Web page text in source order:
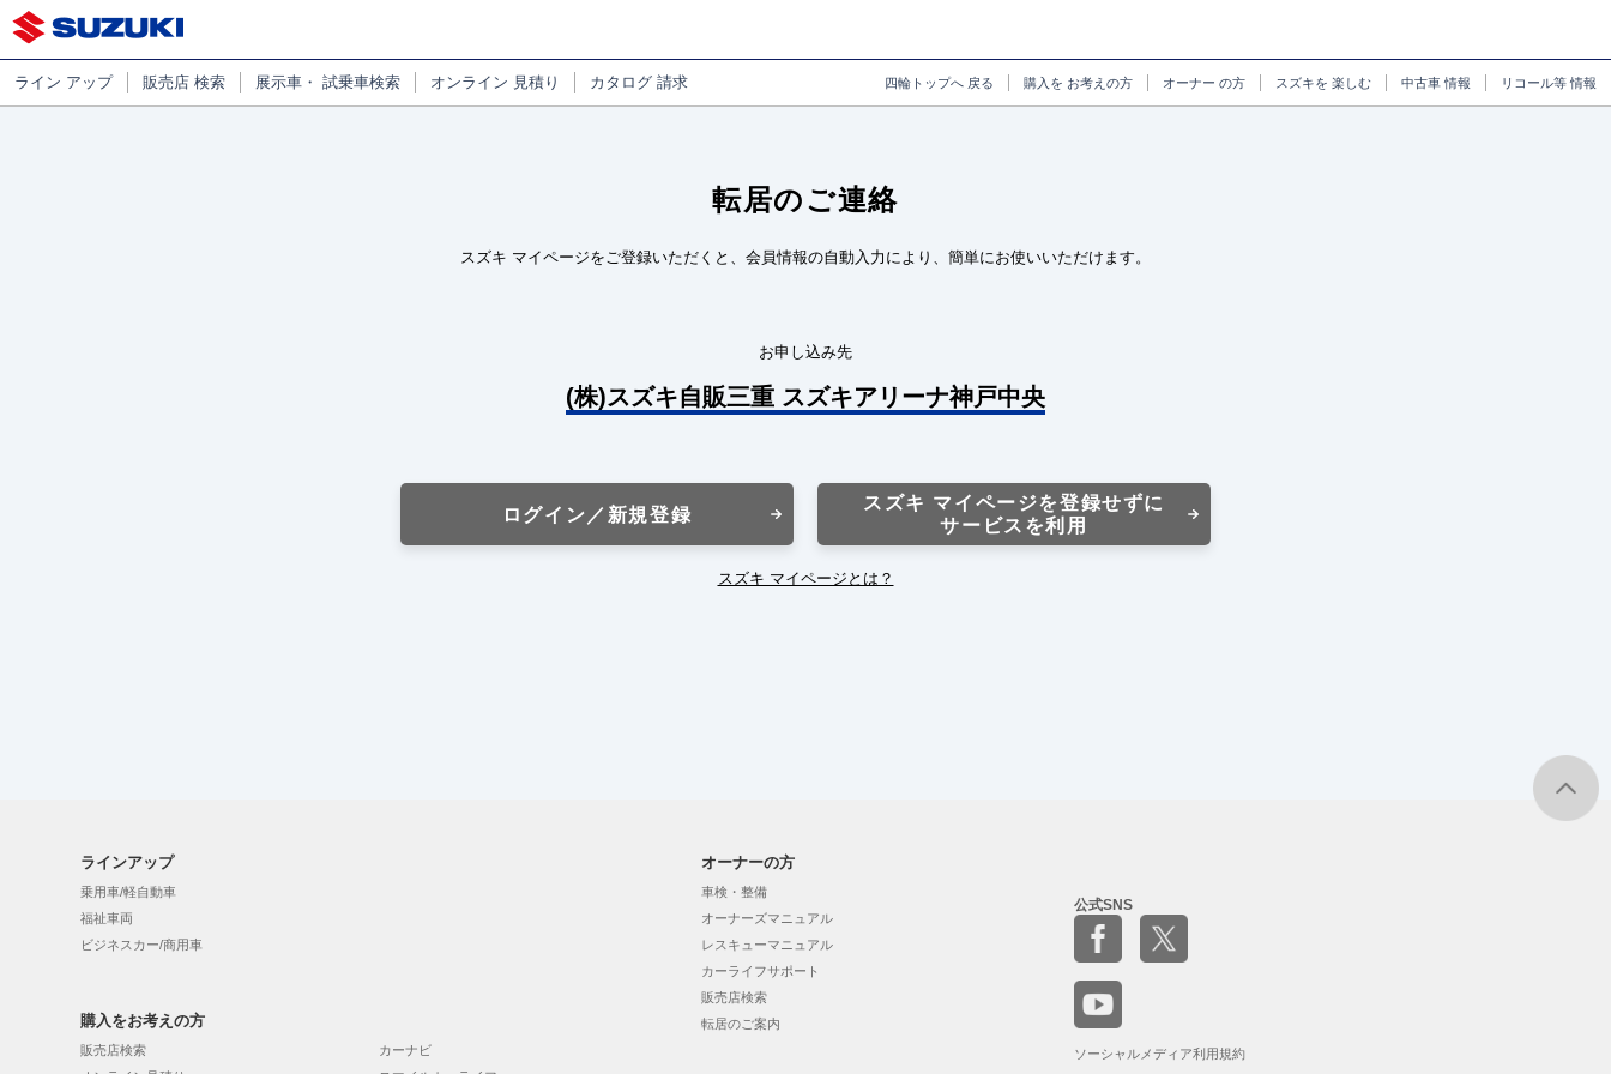
ライン アップ 販売店 検索 展示車・ 試乗車検索 オンライン 見積り カタログ 請求 四輪トップへ 戻る 購入を お考えの方 オーナー の方 スズキを 楽しむ 中古車情報 リコール等情報
転居のご連絡
スズキ マイページをご登録いただくと、会員情報の自動入力により、簡単にお使いいただけます。
お申し込み先
(株)スズキ自販三重 スズキアリーナ神戸中央
ログイン／新規登録
スズキ マイページを登録せずに
サービスを利用
スズキ マイページとは？
ラインアップ
乗用車/軽自動車
福祉車両
ビジネスカー/商用車
購入をお考えの方
販売店検索
カーナビ
オーナーの方
車検・整備
オーナーズマニュアル
レスキューマニュアル
カーライフサポート
販売店検索
転居のご案内
公式SNS
ソーシャルメディア利用規約